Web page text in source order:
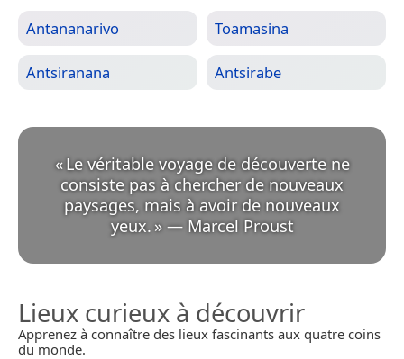
Antananarivo Toamasina
Antsiranana Antsirabe
«Le véritable voyage de découverte ne
consiste pas à chercher de nouveaux
paysages, mais à avoir de nouveaux
yeux. » — Marcel Proust
Lieux curieux à découvrir
Apprenez à connaître des lieux fascinants aux quatre coins
du monde.